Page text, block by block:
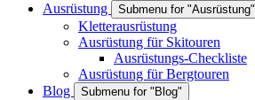
Ausrüstung
Submenu for "Ausrüstung"
Kletterausrüstung
Ausrüstung für Skitouren
Ausrüstungs-Checkliste
Ausrüstung für Bergtouren
Blog
Submenu for "Blog"